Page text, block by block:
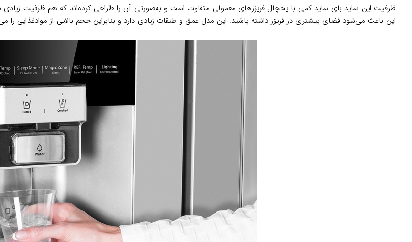
ظرفیت این ساید بای ساید کمی با یخچال فریزرهای معمولی متفاوت است و به‌صورتی آن را طراحی کرده‌اند که هم ظرفیت زیادی
این باعث می‌شود فضای بیشتری در فریزر داشته باشید. این مدل عمق و طبقات زیادی دارد و بنابراین حجم بالایی از موادغذایی را